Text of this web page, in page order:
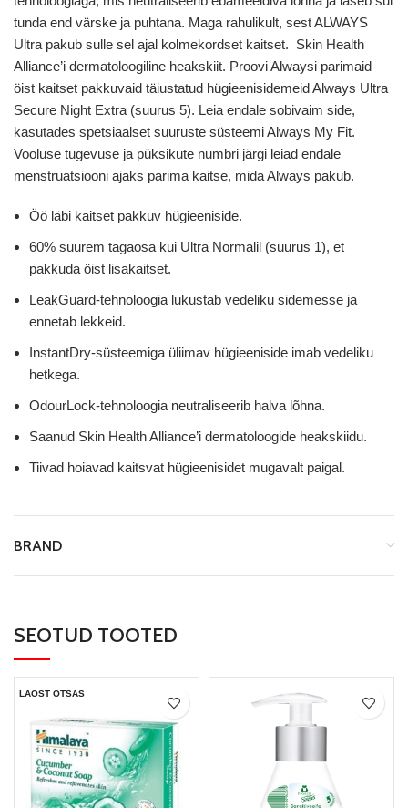
tunda end värske ja puhtana. Maga rahulikult, sest ALWAYS
Ultra pakub sulle sel ajal kolmekordset kaitset. Skin Health
Alliance’i dermatoloogiline heakskiit. Proovi Alwaysi parimaid
öist kaitset pakkuvaid täiustatud hügieenisidemeid Always Ultra
Secure Night Extra (suurus 5). Leia endale sobivaim side,
kasutades spetsiaalset suuruste süsteemi Always My Fit.
Vooluse tugevuse ja püksikute numbri järgi leiad endale
menstruatsiooni ajaks parima kaitse, mida Always pakub.
Öö läbi kaitset pakkuv hügieeniside.
60% suurem tagaosa kui Ultra Normalil (suurus 1), et
pakkuda öist lisakaitset.
LeakGuard-tehnoloogia lukustab vedeliku sidemesse ja
ennetab lekkeid.
InstantDry-süsteemiga üliimav hügieeniside imab vedeliku
hetkega.
OdourLock-tehnoloogia neutraliseerib halva lõhna.
Saanud Skin Health Alliance’i dermatoloogide heakskiidu.
Tiivad hoiavad kaitsvat hügieenisidet mugavalt paigal.
BRAND
SEOTUD TOOTED
LAOST OTSAS